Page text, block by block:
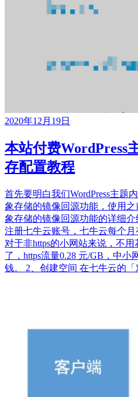
2020年12月19日
本站付费WordPress
存配置教程
首先要明白我们WordPress主题
象存储的镜像回源功能，使用
象存储的镜像回源功能的详细
注册七牛云账号，七牛云每个月
对于非https的小网站来说，不
了，https流量0.28 元/GB，中
钱。 2、创建空间 在七牛云的「